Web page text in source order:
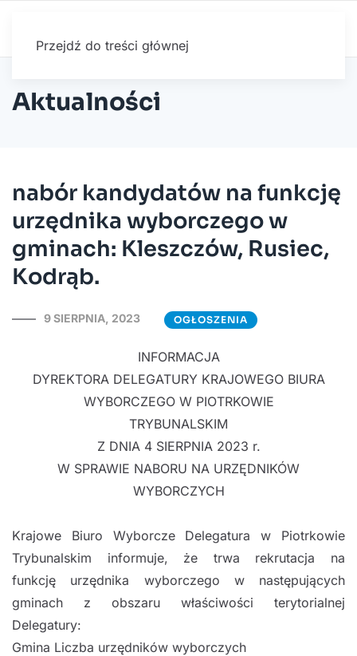
Przejdź do treści głównej
Aktualności
nabór kandydatów na funkcję
urzędnika wyborczego w
gminach: Kleszczów, Rusiec,
Kodrąb.
9 SIERPNIA, 2023 OGŁOSZENIA
INFORMACJA
DYREKTORA DELEGATURY KRAJOWEGO BIURA
WYBORCZEGO W PIOTRKOWIE
TRYBUNALSKIM
Z DNIA 4 SIERPNIA 2023 r.
W SPRAWIE NABORU NA URZĘDNIKÓW
WYBORCZYCH
Krajowe Biuro Wyborcze Delegatura w Piotrkowie
Trybunalskim informuje, że trwa rekrutacja na
funkcję
urzędnika wyborczego w
następujących
gminach z
obszaru właściwości terytorialnej
Delegatury:
Gmina Liczba urzędników wyborczych